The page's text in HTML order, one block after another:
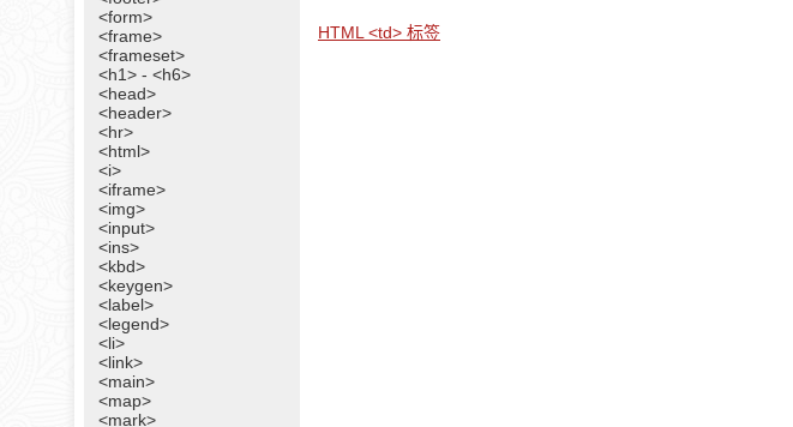
<form>
<frame>
<frameset>
<h1> - <h6>
<head>
<header>
<hr>
<html>
<i>
<iframe>
<img>
<input>
<ins>
<kbd>
<keygen>
<label>
<legend>
<li>
<link>
<main>
<map>
<mark>
HTML <td> 标签